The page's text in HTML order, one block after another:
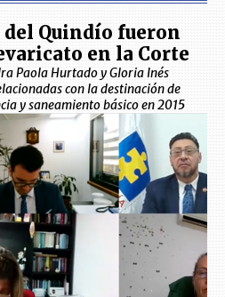
Quindío fueron
en la Corte
Paola Hurtado y Gloria Inés
con la destinación de
y saneamiento básico en 2015